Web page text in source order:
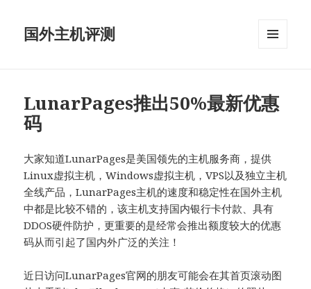
国外主机评测
LunarPages推出50%最新优惠
码
大家知道LunarPages是美国领先的主机服务商，提供
Linux虚拟主机，Windows虚拟主机，VPS以及独立主机
全线产品，LunarPages主机的速度和稳定性在国外主机
中都是比较不错的，该主机支持国内银行卡付款、具有
DDOS硬件防护，更重要的是经常会推出额度较大的优惠
码从而引起了国内外广泛的关注！
近日访问LunarPages官网的朋友可能会在其首页滚动图